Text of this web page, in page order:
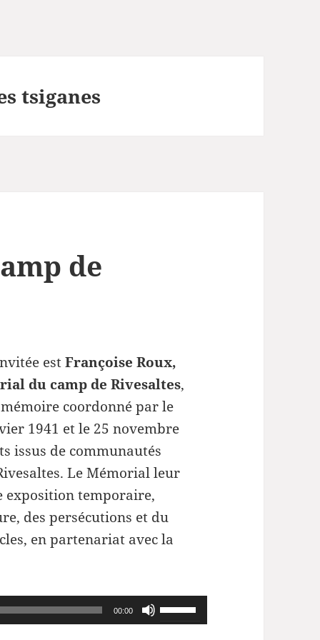
tsiganes
de
estFrançoise Roux,
du camp de Rivesaltes,
coordonné par le
1941 et le 25 novembre
issus de communautés
Le Mémorial leur
exposition temporaire,
des persécutions et du
en partenariat avec la
00:00
Utilisez
les